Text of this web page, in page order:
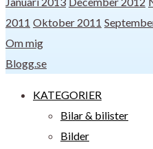
2011 Oktober 2011
Om mig
Blogg.se
KATEGORIER
Bilar & bilister
Bilder